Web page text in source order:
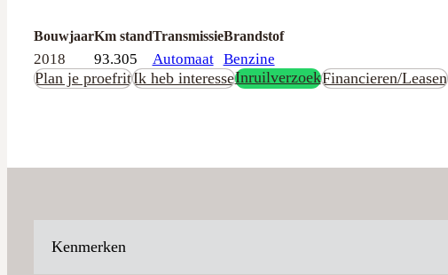
Bouwjaar
2018
Km stand
93.305
Transmissie
Automaat
Brandstof
Benzine
Plan je proefritIk heb interesseInruilverzoekFinancieren/Leasen
Kenmerken